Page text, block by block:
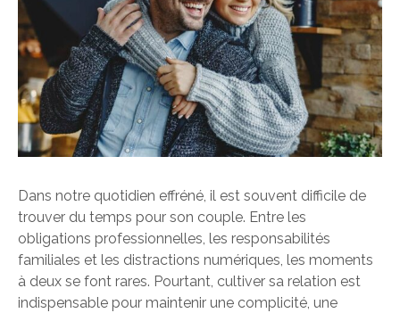
Dans notre quotidien effréné, il est souvent difficile de
trouver du temps pour son couple. Entre les
obligations professionnelles, les responsabilités
familiales et les distractions numériques, les moments
à deux se font rares. Pourtant, cultiver sa relation est
indispensable pour maintenir une complicité, une